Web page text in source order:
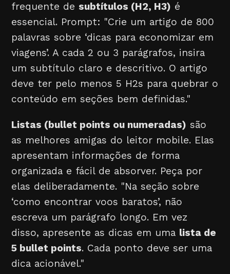
frequente de subtítulos (H2, H3) é
essencial. Prompt: "Crie um artigo de 800
palavras sobre ‘dicas para economizar em
viagens’. A cada 2 ou 3 parágrafos, insira
um subtítulo claro e descritivo. O artigo
deve ter pelo menos 5 H2s para quebrar o
conteúdo em seções bem definidas."
Listas (bullet points ou numeradas) são
as melhores amigas do leitor mobile. Elas
apresentam informações de forma
organizada e fácil de absorver. Peça por
elas deliberadamente. "Na seção sobre
‘como encontrar voos baratos’, não
escreva um parágrafo longo. Em vez
disso, apresente as dicas em uma lista de
5 bullet points. Cada ponto deve ser uma
dica acionável."